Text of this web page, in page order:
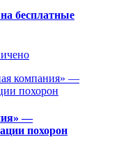
бесплатные
—
похорон